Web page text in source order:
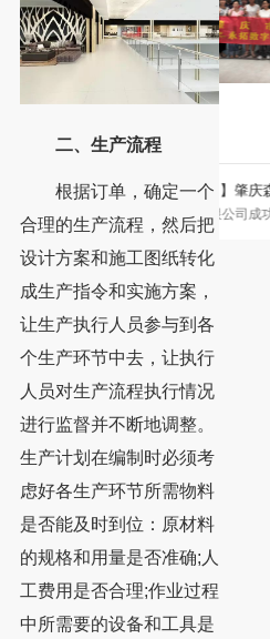
二、生产流程
根据订单，确定一个
合理的生产流程，然后把
设计方案和施工图纸转化
成生产指令和实施方案，
让生产执行人员参与到各
个生产环节中去，让执行
人员对生产流程执行情况
进行监督并不断地调整。
生产计划在编制时必须考
虑好各生产环节所需物料
是否能及时到位：原材料
的规格和用量是否准确;人
工费用是否合理;作业过程
中所需要的设备和工具是
生产ERP数字化案例
庆市森芸汽车座椅科技有限公司铁
车座椅科技有限公司成立于2
【
化
一、